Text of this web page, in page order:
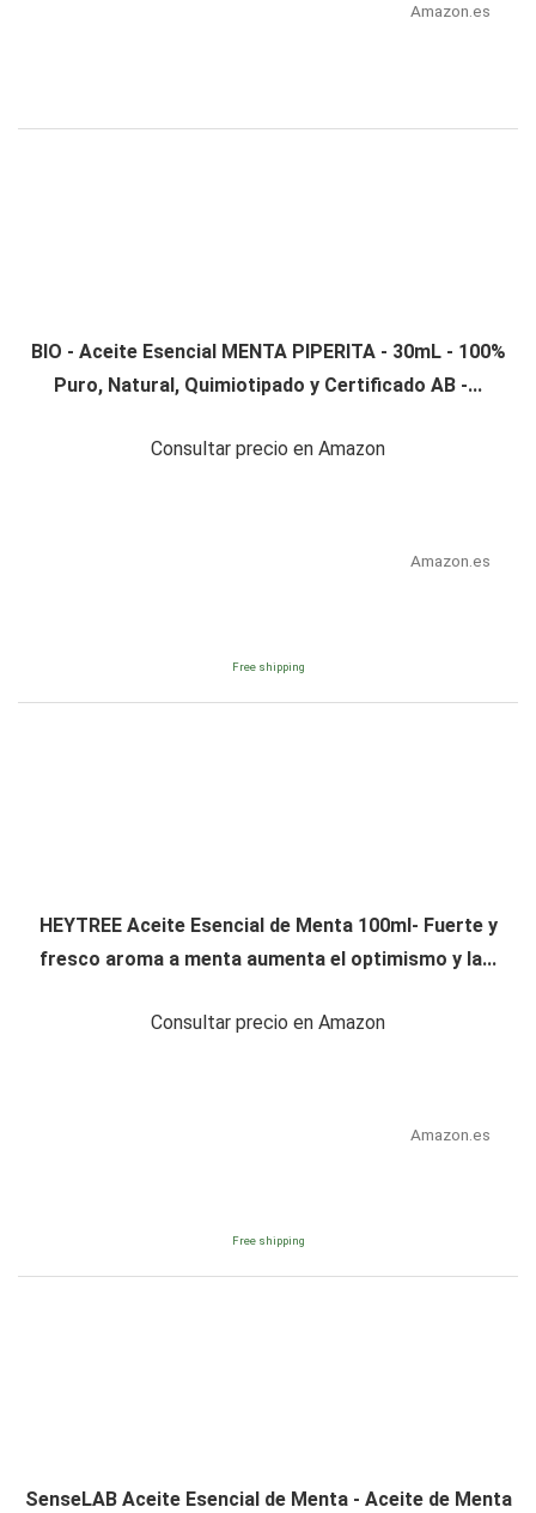
Amazon.es
BIO - Aceite Esencial MENTA PIPERITA - 30mL - 100%
Puro, Natural, Quimiotipado y Certificado AB -...
Consultar precio en Amazon
Amazon.es
Free shipping
HEYTREE Aceite Esencial de Menta 100ml- Fuerte y
fresco aroma a menta aumenta el optimismo y la...
Consultar precio en Amazon
Amazon.es
Free shipping
SenseLAB Aceite Esencial de Menta - Aceite de Menta